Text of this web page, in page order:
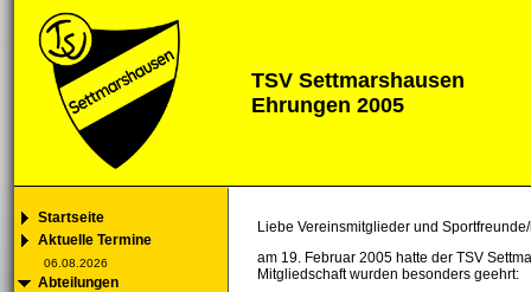
TSV Settmarshausen
Ehrungen 2005
Startseite
Aktuelle Termine
06.08.2026
Abteilungen
Liebe Vereinsmitglieder und
am 19. Februar 2005 hatte der TSV
Mitgliedschaft wurden besonders geehrt: